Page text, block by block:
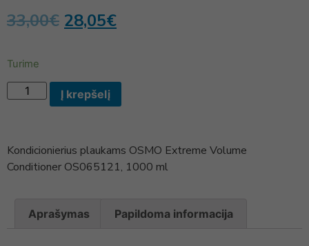
33,00€ 28,05€
Turime
Į krepšelį
Kondicionierius plaukams OSMO Extreme Volume
Conditioner OS065121, 1000 ml
Aprašymas Papildoma informacija